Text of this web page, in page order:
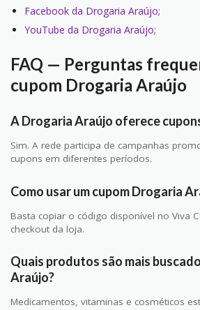
Facebook da Drogaria Araújo;
YouTube da Drogaria Araújo;
FAQ — Perguntas
cupom Drogaria Araújo
A Drogaria Araújo oferece
Sim. A rede participa de campanhas
cupons em diferentes períodos.
Como usar um cupom Drogaria
Basta copiar o código disponível no Viva
checkout da loja.
Quais produtos são mais
Araújo?
Medicamentos, vitaminas e cosméticos